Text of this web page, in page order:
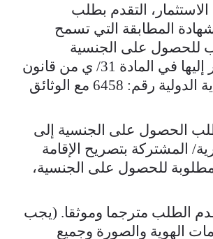
الاستثمار، التقدم بطلب
المطابقة التي تسمح
للحصول على الجنسية
والإقامة المشار إليها في المادة 31/ ي من قانون
الأجانب والحماية الدولية رقم: 6458 مع الوثائق
الحصول على الجنسية إلى
المشتركة بتصريح الإقامة
للحصول على الجنسية،
الطلب مترجما وموثقا. (يجب
الهوية والصورة وجميع